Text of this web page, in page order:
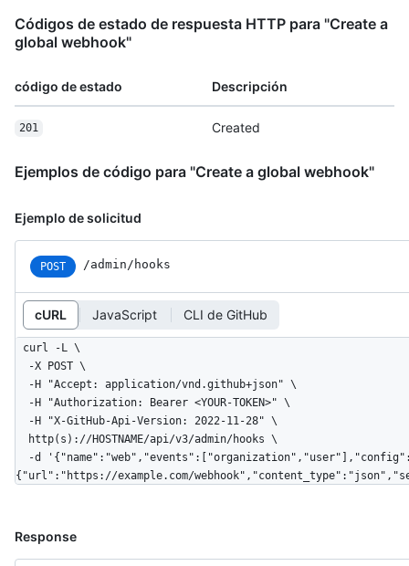
Códigos de estado de respuesta HTTP para "Create a
global webhook"
código de estado Descripción
201 Created
Ejemplos de código para "Create a global webhook"
Ejemplo de solicitud
POST /admin/hooks
cURL JavaScript CLI de GitHub
curl -L \
{"url":"https://example.com/
Response